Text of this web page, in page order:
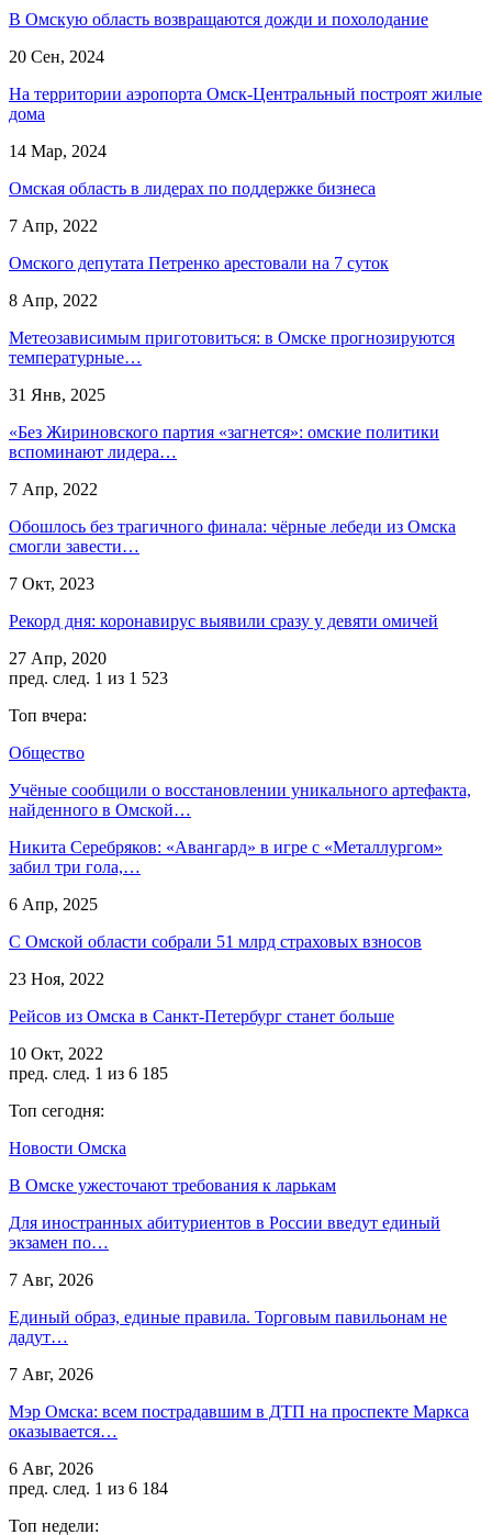
В Омскую область возвращаются дожди и похолодание
20 Сен, 2024
На территории аэропорта Омск-Центральный построят жилые
дома
14 Мар, 2024
Омская область в лидерах по поддержке бизнеса
7 Апр, 2022
Омского депутата Петренко арестовали на 7 суток
8 Апр, 2022
Метеозависимым приготовиться: в Омске прогнозируются
температурные…
31 Янв, 2025
«Без Жириновского партия «загнется»: омские политики
вспоминают лидера…
7 Апр, 2022
Обошлось без трагичного финала: чёрные лебеди из Омска
смогли завести…
7 Окт, 2023
Рекорд дня: коронавирус выявили сразу у девяти омичей
27 Апр, 2020
пред. след. 1 из 1 523
Топ вчера:
Общество
Учёные сообщили о восстановлении уникального артефакта,
найденного в Омской…
Никита Серебряков: «Авангард» в игре с «Металлургом»
забил три гола,…
6 Апр, 2025
С Омской области собрали 51 млрд страховых взносов
23 Ноя, 2022
Рейсов из Омска в Санкт-Петербург станет больше
10 Окт, 2022
пред. след. 1 из 6 185
Топ сегодня:
Новости Омска
В Омске ужесточают требования к ларькам
Для иностранных абитуриентов в России введут единый
экзамен по…
7 Авг, 2026
Единый образ, единые правила. Торговым павильонам не
дадут…
7 Авг, 2026
Мэр Омска: всем пострадавшим в ДТП на проспекте Маркса
оказывается…
6 Авг, 2026
пред. след. 1 из 6 184
Топ недели: